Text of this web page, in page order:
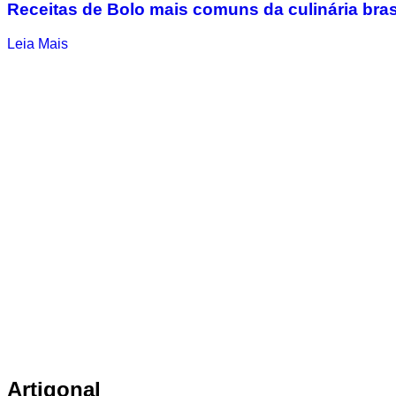
Receitas de Bolo mais comuns da culinária
Leia Mais
Artigonal